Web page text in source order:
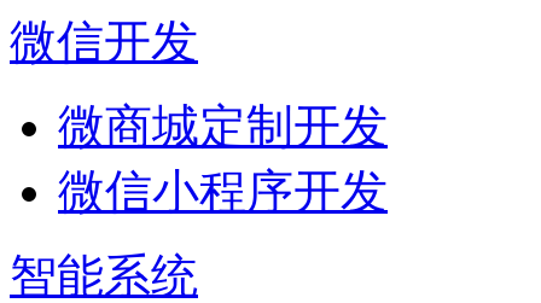
微信开发
微商城定制开发
微信小程序开发
智能系统